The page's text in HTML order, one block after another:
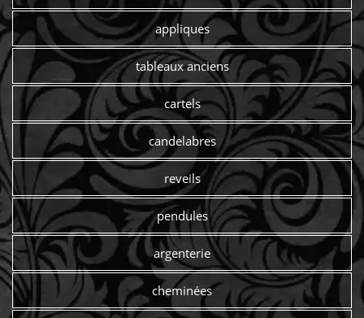
appliques
tableaux anciens
cartels
candelabres
reveils
pendules
argenterie
cheminées